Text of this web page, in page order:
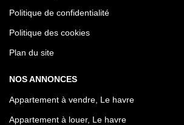
Politique de confidentialité
Politique des cookies
Plan du site
NOS ANNONCES
Appartement à vendre, Le havre
Appartement à louer, Le havre